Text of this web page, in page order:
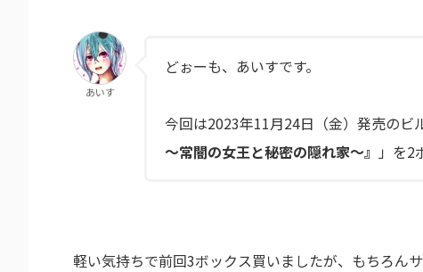
あいす
どぉーも、あいすです。
今回は2023年11月24日（金）発売のビ
〜常闇の女王と秘密の隠れ家〜』 」を2
軽い気持ちで前回3ボックス買いましたが、もちろん